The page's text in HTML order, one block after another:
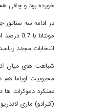
خورده بود و چافی هم با 7 درصد اختلاف رقابت را
انتخابات مجدد ریاست جمهوری (این اولین بار پس از 20
عملکرد دموکرات ها
(کلرادو) ماری